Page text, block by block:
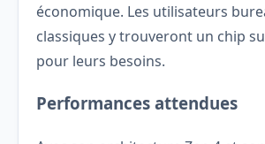
économique. Les utilisateurs
classiques y trouveront un chip
pour leurs besoins.
Performances attendues